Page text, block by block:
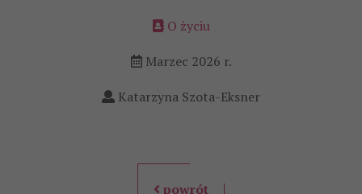
O życiu
Marzec 2026 r.
Katarzyna Szota-Eksner
powrót